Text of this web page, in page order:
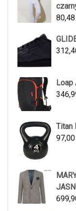
80,48
Loap
Titan
97,00